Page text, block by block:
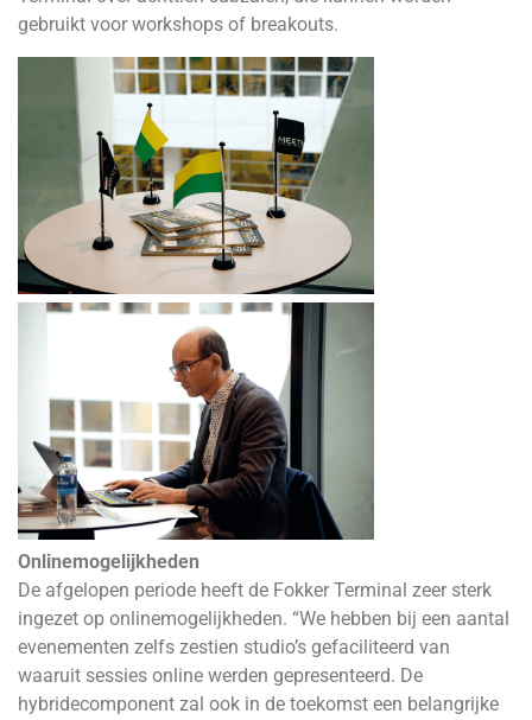
gebruikt voor workshops of breakouts.
Onlinemogelijkheden
De afgelopen periode heeft de Fokker Terminal zeer sterk
ingezet op onlinemogelijkheden. “We hebben bij een aantal
evenementen zelfs zestien studio’s gefaciliteerd van
waaruit sessies online werden gepresenteerd. De
hybridecomponent zal ook in de toekomst een belangrijke